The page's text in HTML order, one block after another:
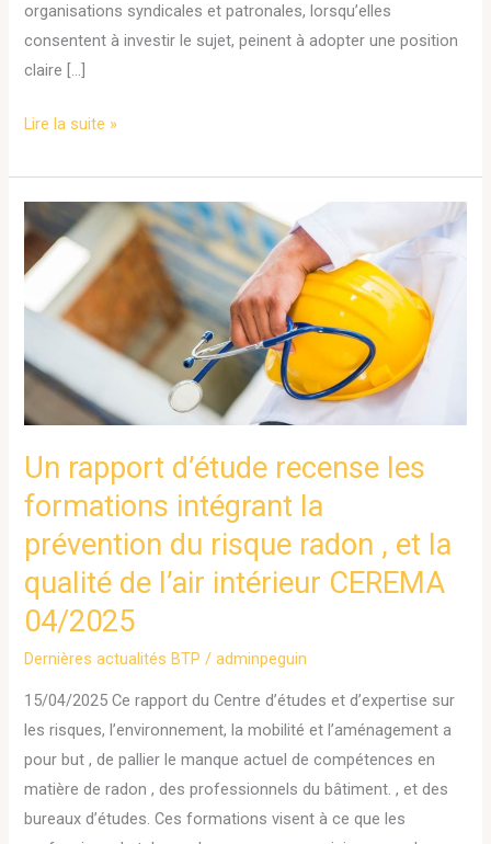
organisations syndicales et patronales, lorsqu’elles
consentent à investir le sujet, peinent à adopter une position
claire […]
Lire la suite »
Un rapport d’étude recense les
formations intégrant la
prévention du risque radon , et la
qualité de l’air intérieur CEREMA
04/2025
Dernières actualités BTP /adminpeguin
15/04/2025 Ce rapport du Centre d’études et d’expertise sur
les risques, l’environnement, la mobilité et l’aménagement a
pour but , de pallier le manque actuel de compétences en
matière de radon , des professionnels du bâtiment. , et des
bureaux d’études. Ces formations visent à ce que les
Un
rapport
d’étude
recense
formations
intégrant
la
prévention
du
risque
radon
et
la
qualité